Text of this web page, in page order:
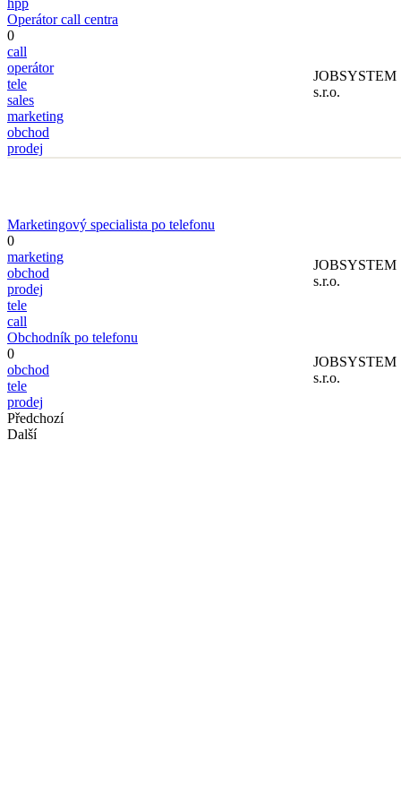
hpp
Operátor call centra
0
call
operátor
tele
sales
marketing
obchod
prodej
JOBSYSTEM
s.r.o.
Marketingový specialista po telefonu
0
marketing
obchod
prodej
tele
call
JOBSYSTEM
s.r.o.
Obchodník po telefonu
0
obchod
tele
prodej
JOBSYSTEM
s.r.o.
Předchozí
Další